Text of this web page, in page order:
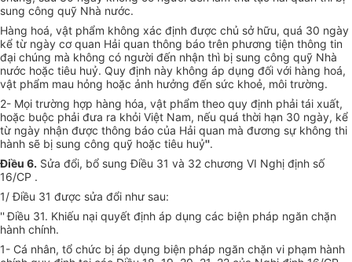
sung công quỹ Nhà nước.
Hàng hoá, vật phẩm không xác định được chủ sở hữu, quá 30 ngày
kể từ ngày cơ quan Hải quan thông báo trên phương tiện thông tin
đại chúng mà không có người đến nhận thì bị sung công quỹ Nhà
nước hoặc tiêu huỷ. Quy định này không áp dụng đối với hàng hoá,
vật phẩm mau hỏng hoặc ảnh hưởng đến sức khoẻ, môi trường.
2- Mọi trường hợp hàng hóa, vật phẩm theo quy định phải tái xuất,
hoặc buộc phải đưa ra khỏi Việt Nam, nếu quá thời hạn 30 ngày, kể
từ ngày nhận được thông báo của Hải quan mà đương sự không thi
hành sẽ bị sung công quỹ hoặc tiêu huỷ''.
Điều 6. Sửa đổi, bổ sung Điều 31 và 32 chương VI Nghị định số
16/CP .
1/ Điều 31 được sửa đổi như sau:
'' Điều 31. Khiếu nại quyết định áp dụng các biện pháp ngăn chặn
hành chính.
1- Cá nhân, tổ chức bị áp dụng biện pháp ngăn chặn vi phạm hành